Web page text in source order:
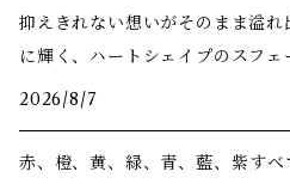
抑えきれない想いがそのまま溢れ
に輝く、ハートシェイプのスフェ
2026/8/7
赤、橙、黄、緑、青、藍、紫――す